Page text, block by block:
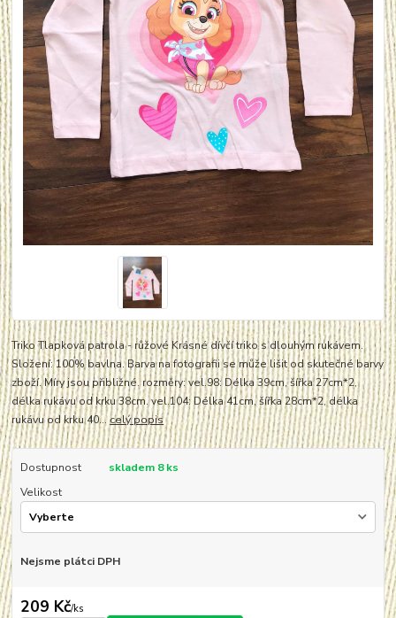
Triko Tlapková patrola - růžové Krásné dívčí triko s dlouhým rukávem.
Složení: 100% bavlna. Barva na fotografii se může lišit od skutečné barvy
zboží. Míry jsou přibližné. rozměry: vel.98: Délka 39cm, šířka 27cm*2,
délka rukávu od krku 38cm. vel.104: Délka 41cm, šířka 28cm*2, délka
rukávu od krku 40...celý popis
Dostupnost
skladem 8 ks
Velikost
Nejsme plátci DPH
209 Kč/ks